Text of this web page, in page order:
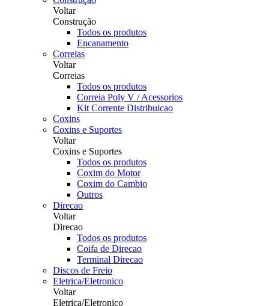
Voltar
Construção
Todos os produtos
Encanamento
Correias
Voltar
Correias
Todos os produtos
Correia Poly V / Acessorios
Kit Corrente Distribuicao
Coxins
Coxins e Suportes
Voltar
Coxins e Suportes
Todos os produtos
Coxim do Motor
Coxim do Cambio
Outros
Direcao
Voltar
Direcao
Todos os produtos
Coifa de Direcao
Terminal Direcao
Discos de Freio
Eletrica/Eletronico
Voltar
Eletrica/Eletronico